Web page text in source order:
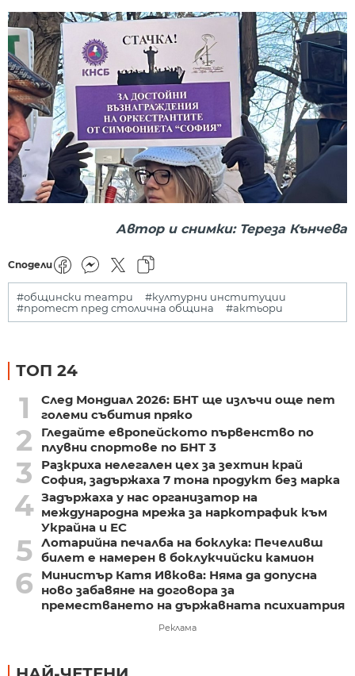
Автор и снимки: Тереза Кънчева
Сподели
#общински театри
#културни институции
#протест пред столична община
#актьори
ТОП 24
1
След Мондиал 2026: БНТ ще излъчи още пет
големи събития пряко
2
Гледайте европейското първенство по
плувни спортове по БНТ 3
3
Разкриха нелегален цех за зехтин край
София, задържаха 7 тона продукт без марка
4 Задържаха у нас организатор на
международна мрежа за наркотрафик към
Украйна и ЕС
5 Лотарийна печалба на боклука: Печеливш
билет е намерен в боклукчийски камион
6
Министър Катя Ивкова: Няма да допусна
ново забавяне на договора за
преместването на държавната психиатрия
Реклама